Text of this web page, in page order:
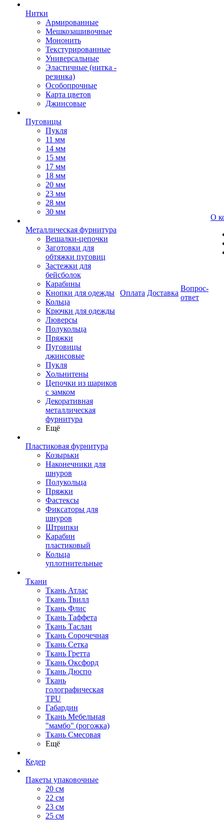
Нитки
Армированные
Мешкозашивочные
Мононить
Текстурированные
Универсальные
Эластичные (нитка -
резинка)
Особопрочные
Карта цветов
Джинсовые
Пуговицы
Пукля
11 мм
14 мм
15 мм
17 мм
18 мм
20 мм
23 мм
28 мм
30 мм
Металлическая фурнитура
Вешалки-цепочки
Заготовки для
обтяжки пуговиц
Застежки для
бейсболок
Карабины
Кнопки для одежды
Кольца
Крючки для одежды
Люверсы
Полукольца
Пряжки
Пуговицы
джинсовые
Пукля
Хольнитены
Цепочки из шариков
с замком
Декоративная
металлическая
фурнитура
Ещё
Пластиковая фурнитура
Козырьки
Наконечники для
шнуров
Полукольца
Пряжки
Фастексы
Фиксаторы для
шнуров
Штрипки
Карабин
пластиковый
Кольца
уплотнительные
Ткани
Ткань Атлас
Ткань Твилл
Ткань Флис
Ткань Таффета
Ткань Таслан
Ткань Сорочечная
Ткань Сетка
Ткань Гретта
Ткань Оксфорд
Ткань Дюспо
Ткань
голографическая
TPU
Габардин
Ткань Мебельная
"мамбо" (рогожка)
Ткань Смесовая
Ещё
Кедер
Пакеты упаковочные
20 см
22 см
23 см
25 см
Оплата Доставка
Вопрос-
ответ
О